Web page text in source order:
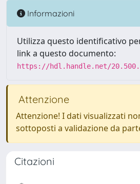
Informazioni
Utilizza questo identificativo
link a questo documento:
https://hdl.handle.net/
Attenzione
Attenzione! I dati visualizzati
sottoposti a validazione da
Citazioni